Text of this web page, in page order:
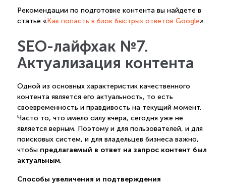
Рекомендации по подготовке контента вы найдете в
статье « Как попасть в блок быстрых ответов Google».
SEO-лайфхак №7.
Актуализация контента
Одной из основных характеристик качественного
контента является его актуальность, то есть
своевременность и правдивость на текущий момент.
Часто то, что имело силу вчера, сегодня уже не
является верным. Поэтому и для пользователей, и для
поисковых систем, и для владельцев бизнеса важно,
чтобы предлагаемый в ответ на запрос контент был
актуальным.
Способы увеличения и подтверждения